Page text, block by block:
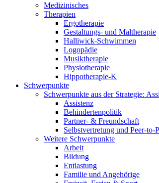
Medizinisches
Therapien
Ergotherapie
Gestaltungs- und Maltherapie
Halliwick-Schwimmen
Logopädie
Musiktherapie
Physiotherapie
Hippotherapie-K
Schwerpunkte
Schwerpunkte aus der Strategie:
Assistenz
Behindertenpolitik
Partner- & Freundschaft
Selbstvertretung und Peer-to-
Weitere Schwerpunkte
Arbeit
Bildung
Entlastung
Familie und Angehörige